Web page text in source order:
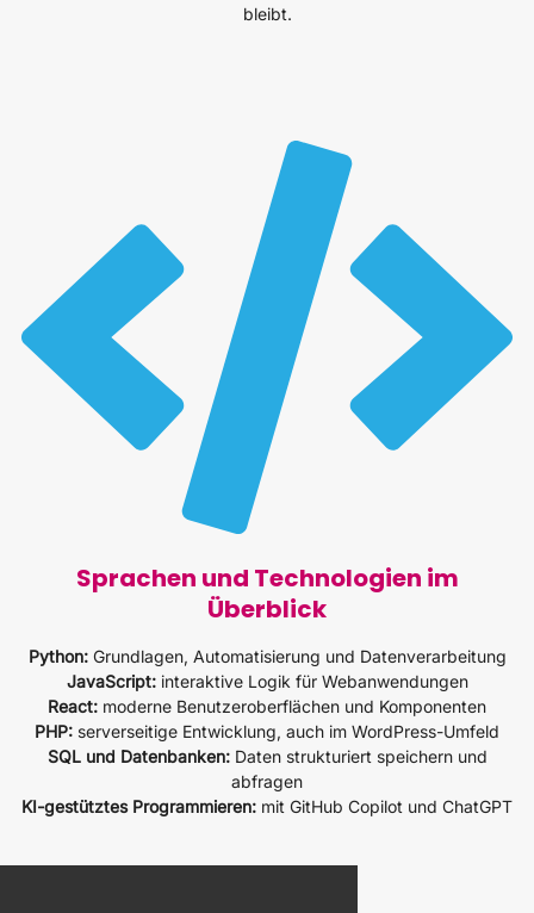
bleibt.
Sprachen und Technologien im
Überblick
Python:Grundlagen, Automatisierung und Datenverarbeitung
JavaScript: interaktive Logik für Webanwendungen
React: moderne Benutzeroberflächen und Komponenten
PHP: serverseitige Entwicklung, auch im WordPress-Umfeld
SQL und Datenbanken: Daten strukturiert speichern und
abfragen
KI-gestütztes Programmieren: mit GitHub Copilot und ChatGPT